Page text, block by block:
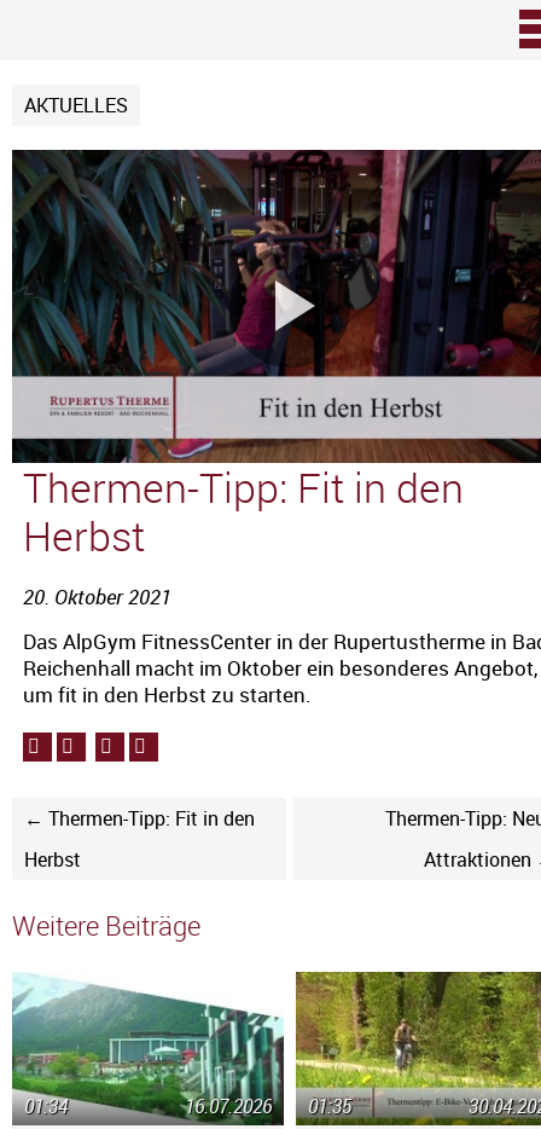
AKTUELLES
Video
Thermen-Tipp: Fit in den
Herbst
20. Oktober 2021
Das AlpGym FitnessCenter in der Rupertustherme in
Reichenhall macht im Oktober ein besonderes Angebot,
um fit in den Herbst zu starten.
← Thermen-Tipp: Fit in den
Herbst
Thermen-Tipp:
Weitere Beiträge
16.07.2026
01:34
01:35